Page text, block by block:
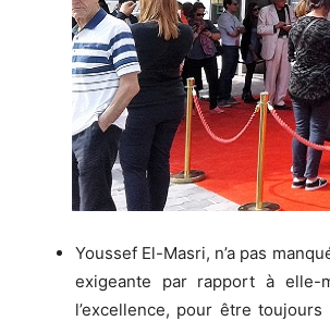
Youssef El-Masri, n’a pas
exigeante par rapport à
l’excellence, pour être